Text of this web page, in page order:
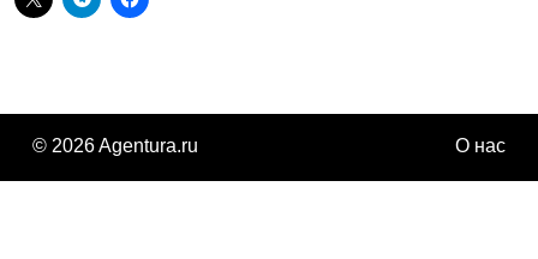
© 2026 Agentura.ru О нас